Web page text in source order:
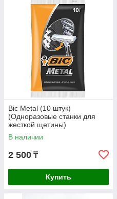
Bic Metal (10 штук)
(Одноразовые станки для
жесткой щетины)
В наличии
2 500 ₸
Купить